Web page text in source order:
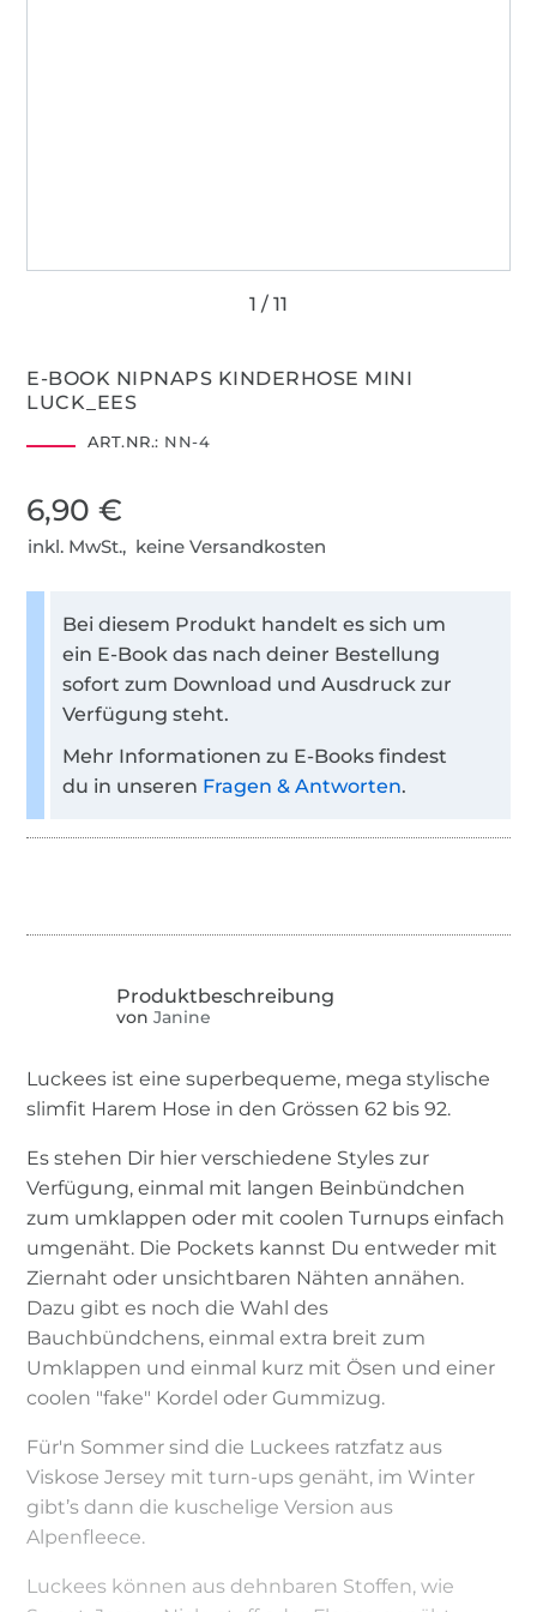
E-BOOK NIPNAPS KINDERHOSE MINI
LUCK_EES
ART.NR.: NN-4
6,90 €
inkl. MwSt., keine Versandkosten
Bei diesem Produkt handelt es sich um
ein E-Book das nach deiner Bestellung
sofort zum Download und Ausdruck zur
Verfügung steht.
Mehr Informationen zu E-Books findest
du in unseren Fragen & Antworten.
von Janine
Luckees ist eine superbequeme, mega stylische
slimfit Harem Hose in den Grössen 62 bis 92.
Es stehen Dir hier verschiedene Styles zur
Verfügung, einmal mit langen Beinbündchen
zum umklappen oder mit coolen Turnups einfach
umgenäht. Die Pockets kannst Du entweder mit
Ziernaht oder unsichtbaren Nähten annähen.
Dazu gibt es noch die Wahl des
Bauchbündchens, einmal extra breit zum
Umklappen und einmal kurz mit Ösen und einer
coolen "fake" Kordel oder Gummizug.
Für'n Sommer sind die Luckees ratzfatz aus
Viskose Jersey mit turn-ups genäht, im Winter
gibt’s dann die kuschelige Version aus
Alpenfleece.
Luckees können aus dehnbaren Stoffen, wie